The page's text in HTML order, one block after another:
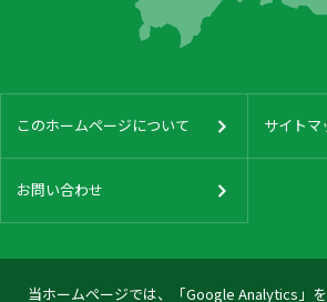
当ホームページでは、「Google Analytics」
このホームページについて サイトマ
お問い合わせ